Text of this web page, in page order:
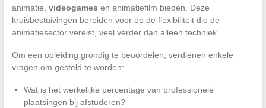
animatie, videogames en animatiefilm bieden. Deze
kruisbestuivingen bereiden voor op de flexibiliteit die de
animatiesector vereist, veel verder dan alleen techniek.
Om een opleiding grondig te beoordelen, verdienen enkele
vragen om gesteld te worden:
Wat is het werkelijke percentage van professionele
plaatsingen bij afstuderen?